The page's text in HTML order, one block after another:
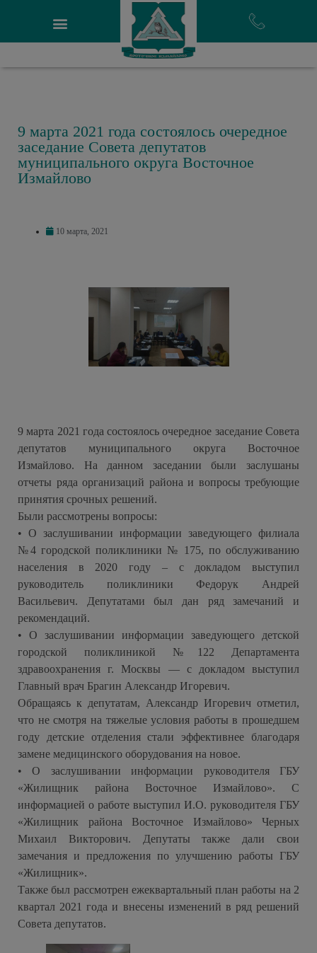
9 марта 2021 года состоялось очередное
заседание Совета депутатов
муниципального округа Восточное
Измайлово
10 марта, 2021
9 марта 2021 года состоялось очередное заседание Совета
депутатов муниципального округа Восточное
Измайлово. На данном заседании были заслушаны
отчеты ряда организаций района и вопросы требующие
принятия срочных решений.
Были рассмотрены вопросы:
• О заслушивании информации заведующего филиала
№4 городской поликлиники № 175, по обслуживанию
населения в 2020 году – с докладом выступил
руководитель поликлиники Федорук Андрей
Васильевич. Депутатами был дан ряд замечаний и
рекомендаций.
• О заслушивании информации заведующего детской
городской поликлиникой №122 Департамента
здравоохранения г. Москвы — с докладом выступил
Главный врач Брагин Александр Игоревич.
Обращаясь к депутатам, Александр Игоревич отметил,
что не смотря на тяжелые условия работы в прошедшем
году детские отделения стали эффективнее благодаря
замене медицинского оборудования на новое.
• О заслушивании информации руководителя ГБУ
«Жилищник района Восточное Измайлово». С
информацией о работе выступил И.О. руководителя ГБУ
«Жилищник района Восточное Измайлово» Черных
Михаил Викторович. Депутаты также дали свои
замечания и предложения по улучшению работы ГБУ
«Жилищник».
Также был рассмотрен ежеквартальный план работы на 2
квартал 2021 года и внесены изменений в ряд решений
Совета депутатов.